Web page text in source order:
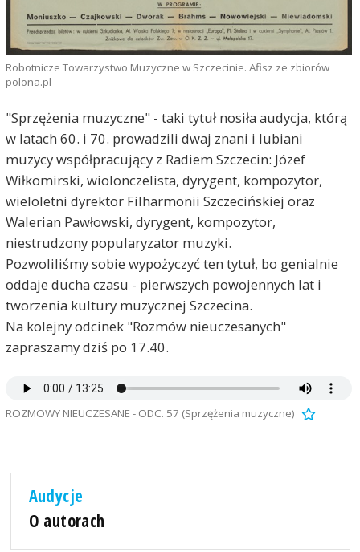
Robotnicze Towarzystwo Muzyczne w Szczecinie. Afisz ze zbiorów
polona.pl
"Sprzężenia muzyczne" - taki tytuł nosiła audycja, którą
w latach 60. i 70. prowadzili dwaj znani i lubiani
muzycy współpracujący z Radiem Szczecin: Józef
Wiłkomirski, wiolonczelista, dyrygent, kompozytor,
wieloletni dyrektor Filharmonii Szczecińskiej oraz
Walerian Pawłowski, dyrygent, kompozytor,
niestrudzony popularyzator muzyki.
Pozwoliliśmy sobie wypożyczyć ten tytuł, bo genialnie
oddaje ducha czasu - pierwszych powojennych lat i
tworzenia kultury muzycznej Szczecina.
Na kolejny odcinek "Rozmów nieuczesanych"
zapraszamy dziś po 17.40.
ROZMOWY NIEUCZESANE - ODC. 57 (Sprzężenia muzyczne)
Audycje
O autorach